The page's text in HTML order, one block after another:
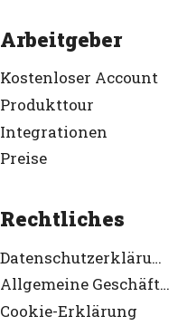
Arbeitgeber
Kostenloser Account
Produkttour
Integrationen
Preise
Rechtliches
Datenschutzerklärung
Allgemeine Geschäftsbedingungen
Cookie-Erklärung